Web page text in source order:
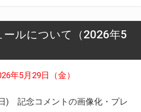
ルについて（2026年5
年5月29日（金）
) 記念コメントの画像化・プレ